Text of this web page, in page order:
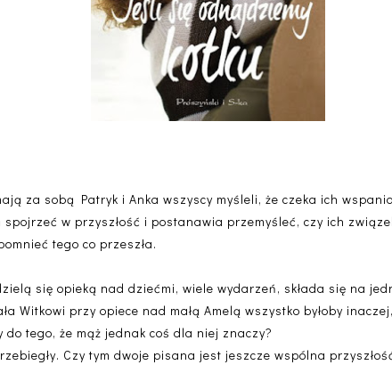
za sobą Patryk i Anka wszyscy myśleli, że czeka ich
w przyszłość i postanawia przemyśleć, czy ich
tego co przeszła.
się opieką nad dziećmi, wiele wydarzeń, składa się na
Witkowi przy opiece nad małą Amelą wszystko byłoby
do tego, że mąż jednak coś dla niej znaczy?
Czy tym dwoje pisana jest jeszcze wspólna